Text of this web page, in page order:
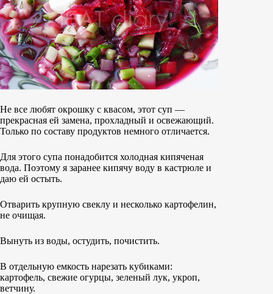
Не все любят окрошку с квасом, этот суп —
прекрасная ей замена, прохладный и освежающий.
Только по составу продуктов немного отличается.
Для этого супа понадобится холодная кипяченая
вода. Поэтому я заранее кипячу воду в кастрюле и
даю ей остыть.
Отварить крупную свеклу и несколько картофелин,
не очищая.
Вынуть из воды, остудить, почистить.
В отдельную емкость нарезать кубиками:
картофель, свежие огурцы, зеленый лук, укроп,
ветчину.